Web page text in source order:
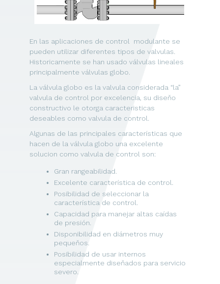
En las aplicaciones de control modulante se
pueden utilizar diferentes tipos de valvulas.
Historicamente se han usado válvulas lineales
principalmente válvulas globo.
La válvula globo es la valvula considerada “la”
valvula de control por excelencia, su diseňo
constructivo le otorga caracteristicas
deseables como valvula de control.
Algunas de las principales características que
hacen de la válvula globo una excelente
solucion como valvula de control son:
Gran rangeabilidad.
Excelente característica de control.
Posibilidad de seleccionar la
característica de control.
Capacidad para manejar altas caídas
de presión.
Disponibilidad en diámetros muy
pequeňos.
Posibilidad de usar internos
especialmente diseňados para servicio
severo.